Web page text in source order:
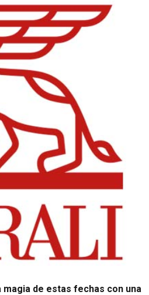
de estas fechas con una